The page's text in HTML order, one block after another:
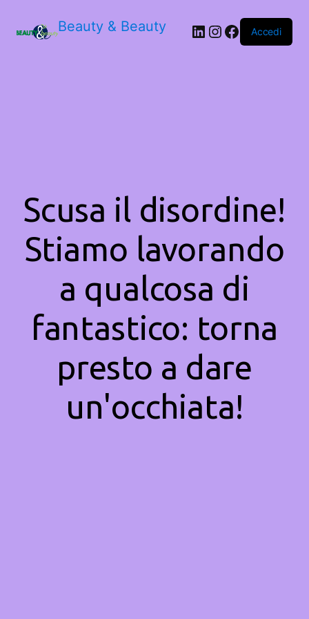
Beauty & Beauty LinkedIn
Instagram
Facebook
Accedi
Scusa il disordine!
Stiamo lavorando
a qualcosa di
fantastico: torna
presto a dare
un'occhiata!